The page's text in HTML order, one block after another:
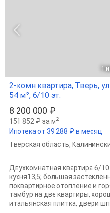
1
2-комн квартира, Тверь,
54 м², 6/10 эт.
8 200 000 ₽
151 852 ₽ за м2
Ипотека от 39 288 ₽ в месяц
Тверская область,
Двухкомнатная квартира 6/
кухня13,5; большая
поквартирное отопление и
тамбур на две квартиры,
итальянская плитка, двери